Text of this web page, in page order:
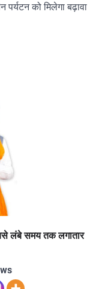
पर्यटन को मिलेगा बढ़ावा
लंबे समय तक लगातार